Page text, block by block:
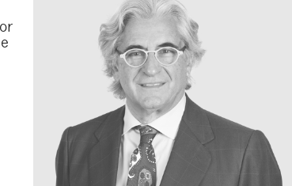
artículos legales.
información básica sobre privacidad : El responsable del
Tiene derecho a acceder, rectificar y suprimir los datos, así